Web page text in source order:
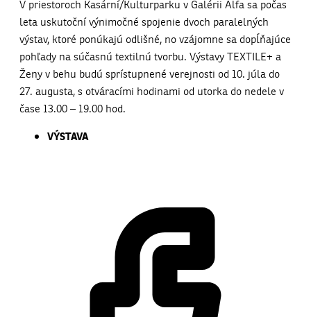
Textil ako umenie,
experiment aj výpoveď.
Do Galérie Alfa
prichádzajú dve výstavy
leta uskutoční výnimočné spojenie dvoch paralelných
výstav, ktoré ponúkajú odlišné, no vzájomne sa dopĺňajúce
pohľady na súčasnú textilnú tvorbu. Výstavy TEXTILE+ a
Ženy v behu budú sprístupnené verejnosti od 10. júla do
27. augusta, s otváracími hodinami od utorka do nedele v
čase 13.00 – 19.00 hod.